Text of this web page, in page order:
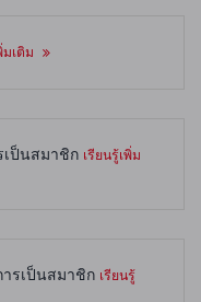
มเติม
ป็นสมาชิก เรียนรู้เพิ่ม
ารเป็นสมาชิก เรียนรู้